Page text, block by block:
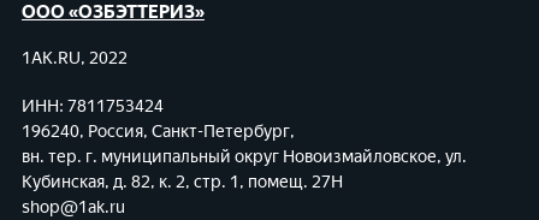
ООО «ОЗБЭТТЕРИЗ»
1AK.RU, 2022
ИНН: 7811753424
196240, Россия, Санкт-Петербург,
вн. тер. г. муниципальный округ Новоизмайловское, ул.
Кубинская, д. 82, к. 2, стр. 1, помещ. 27Н
shop@1ak.ru